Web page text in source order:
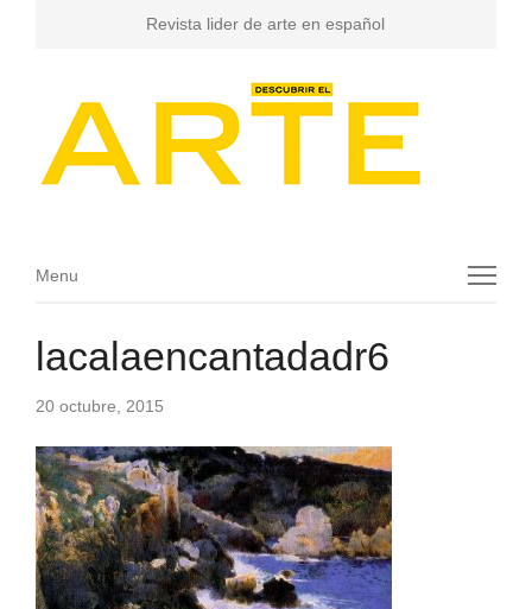
Revista lider de arte en español
Menu
Menu
lacalaencantadadr6
20 octubre, 2015